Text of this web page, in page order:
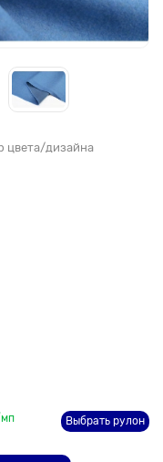
цвета/дизайна
Выбрать рулон